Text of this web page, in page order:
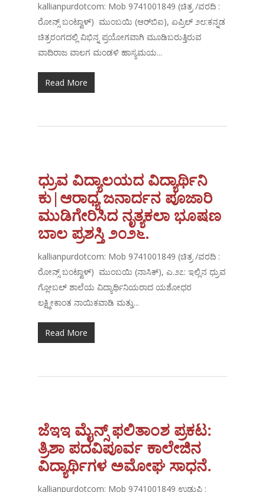
kallianpurdotcom: Mob 9741001849 (ಚಿತ್ರ /ವರದಿ :
ರೋನ್ಸ್ ಬಂಟ್ವಾಳ್) ಮುಂಬಯಿ (ಆರ್‌ಬಿಐ), ಏಪ್ರಿಲ್ ೨೮:ಕನ್ನಡ
ಚಿತ್ರರಂಗದಲ್ಲಿ ವಿಭಿನ್ನ ಪ್ರಯೋಗವಾಗಿ ಮೂಡಿಬರುತ್ತಿರುವ
ವಾದಿರಾಜ ವಾಲಗ ಮಂಡಳಿ ಹಾಸ್ಯಮಯ...
Read More
ಧ್ರುವ ವಿದ್ಯಾಲಯದ ವಿದ್ಯಾರ್ಥಿನಿ
ಕು|ಆರಾಧ್ಯ ಜನಾರ್ದನ ಪೂಜಾರಿ
ಮುಡಿಗೇರಿಸಿದ ನೃತ್ಯಕಲಾ ಭೂಷಣ
ಬಾಲ ಪ್ರಶಸ್ತಿ ೨೦೨೬.
kallianpurdotcom: Mob 9741001849 (ಚಿತ್ರ /ವರದಿ :
ರೋನ್ಸ್ ಬಂಟ್ವಾಳ್) ಮುಂಬಯಿ (ನಾಸಿಕ್), ಎ.೨೭: ಇಲ್ಲಿನ ಧ್ರುವ
ಗ್ಲೋಬಲ್ ಶಾಲೆಯ ವಿದ್ಯಾರ್ಥಿನಿಯರಾದ ಯಶೋಧರ
ಲಕ್ಷ್ಮೀಕಾಂತ ನಾಯಿಕವಾಡಿ ಮತ್ತು...
Read More
ಜೆಇಇ ಮೈನ್ಸ್ ಫಲಿತಾಂಶ ಪ್ರಕಟ:
ತ್ರಿಶಾ ಪದವಿಪೂರ್ವ ಕಾಲೇಜಿನ
ವಿದ್ಯಾರ್ಥಿಗಳ ಅಮೋಘ ಸಾಧನೆ.
kallianpurdotcom: Mob 9741001849 ಉಡುಪಿ :